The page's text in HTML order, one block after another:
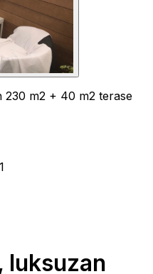
230 m2 + 40 m2 terase
luksuzan